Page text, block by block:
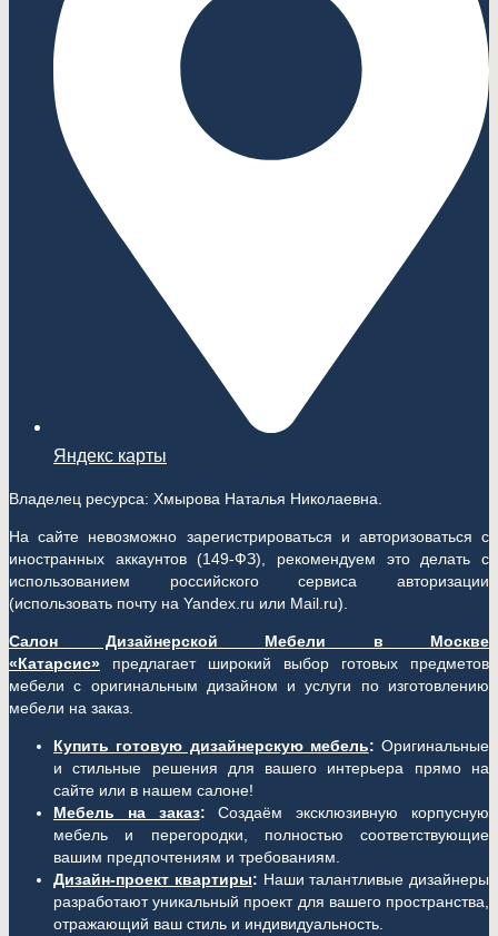
Яндекс карты
Владелец ресурса: Хмырова Наталья Николаевна.
На сайте невозможно зарегистрироваться и авторизоваться с
иностранных аккаунтов (149-ФЗ), рекомендуем это делать с
использованием российского сервиса авторизации
(использовать почту на Yandex.ru или Mail.ru).
Салон Дизайнерской Мебели в Москве
«Катарсис»
предлагает широкий выбор готовых предметов
мебели с оригинальным дизайном и услуги по изготовлению
мебели на заказ.
Купить готовую дизайнерскую мебель: Оригинальные
и стильные решения для вашего интерьера прямо на
сайте или в нашем салоне!
Мебель на заказ: Создаём эксклюзивную корпусную
мебель и перегородки, полностью соответствующие
вашим предпочтениям и требованиям.
Дизайн-проект квартиры: Наши талантливые дизайнеры
разработают уникальный проект для вашего пространства,
отражающий ваш стиль и индивидуальность.